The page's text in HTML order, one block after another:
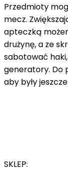
Przedmioty
mecz.
apteczką
drużynę, a ze
sabotować
generatory. Do
aby były
SKLEP: